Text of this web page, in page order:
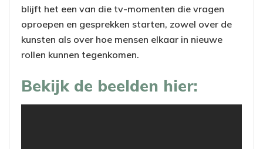
blijft het een van die tv-momenten die vragen
oproepen en gesprekken starten, zowel over de
kunsten als over hoe mensen elkaar in nieuwe
rollen kunnen tegenkomen.
Bekijk de beelden hier: